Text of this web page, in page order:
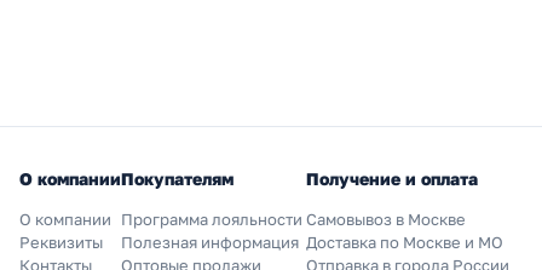
О компании
О компании
Реквизиты
Контакты
Покупателям
Программа лояльности
Полезная информация
Оптовые продажи
Получение и оплата
Самовывоз в Москве
Доставка по Москве и МО
Отправка в города России